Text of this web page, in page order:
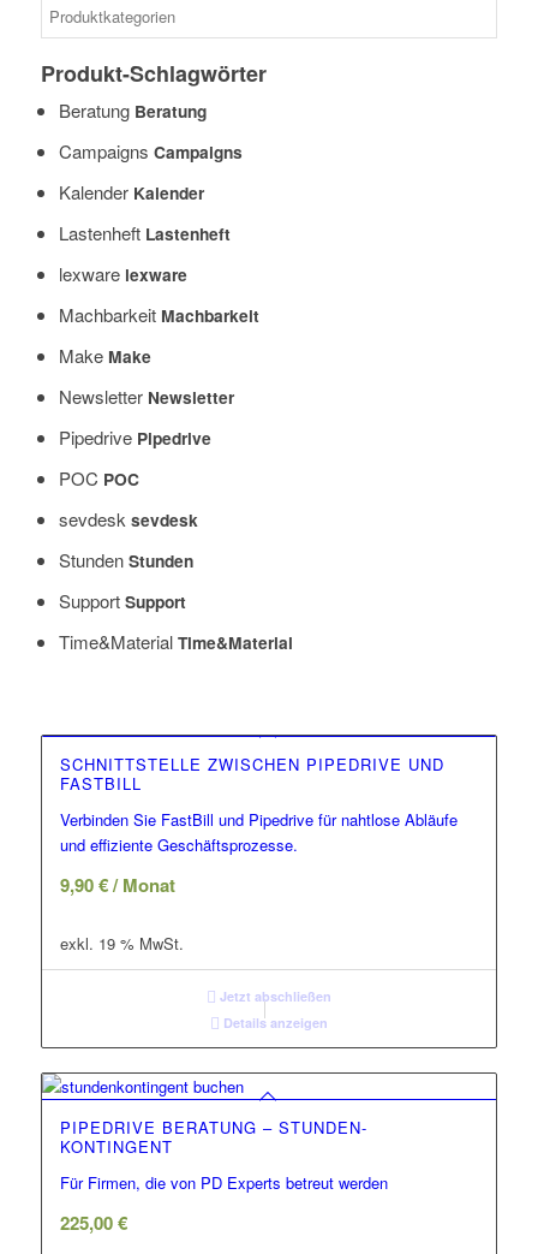
Produkt-Schlagwörter
Beratung Beratung
Campaigns Campaigns
Kalender Kalender
Lastenheft Lastenheft
lexware lexware
Machbarkeit Machbarkeit
Make Make
Newsletter Newsletter
Pipedrive Pipedrive
POC POC
sevdesk sevdesk
Stunden Stunden
Support Support
Time&Material Time&Material
SCHNITTSTELLE ZWISCHEN PIPEDRIVE UND
FASTBILL
Verbinden Sie FastBill und Pipedrive für nahtlose Abläufe
und effiziente Geschäftsprozesse.
9,90€ / Monat
exkl. 19 % MwSt.
Jetzt abschließen
Details anzeigen
PIPEDRIVE BERATUNG – STUNDEN-
KONTINGENT
Für Firmen, die von PD Experts betreut werden
225,00€